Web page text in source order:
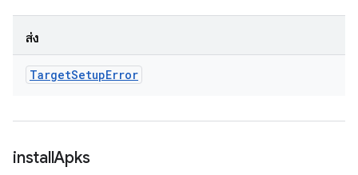
ส่ง
TargetSetupError
installApks